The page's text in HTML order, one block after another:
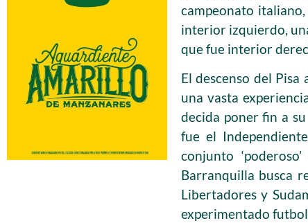
campeonato
interior izquierdo,
que fue interior
El descenso del
una vasta
decida poner fin a
fue el
conjunto
Barranquilla busca
Libertadores y
experimentado